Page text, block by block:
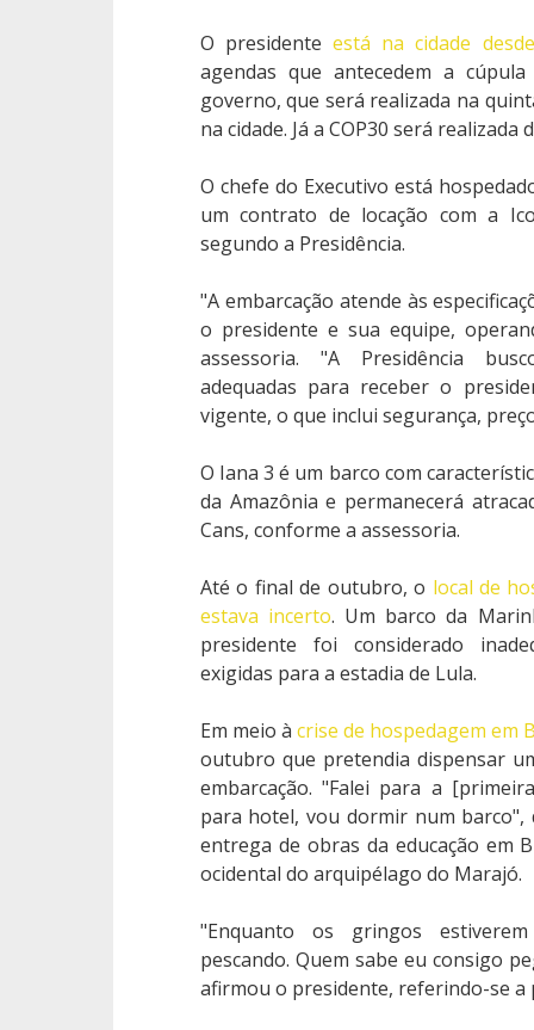
O presidenteestá na cidade
agendas que antecedem a
governo, que será realizada na
na cidade. Já a COP30 será realizada
O chefe do Executivo está
um contrato de locação com a
segundo a Presidência.
"A embarcação atende às
o presidente e sua equipe,
assessoria. "A Presidência
adequadas para receber o
vigente, o que inclui segurança,
O Iana 3 é um barco com
da Amazônia e permanecerá
Cans, conforme a assessoria.
Até o final de outubro, o local de
estava incerto. Um barco da
presidente foi considerado
exigidas para a estadia de Lula.
Em meio à crise de hospedagem em
outubro que pretendia dispensar
embarcação. "Falei para a
para hotel, vou dormir num barco",
entrega de obras da educação em
ocidental do arquipélago do Marajó.
"Enquanto os gringos
pescando. Quem sabe eu consigo
afirmou o presidente, referindo-se a